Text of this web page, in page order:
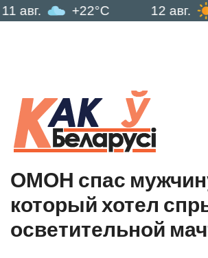
+22°C 12 авг.
ОМОН спас
который хотел
осветительной